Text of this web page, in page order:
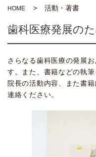
HOME 活動・著書
歯科医療発展の
さらなる歯科医療の発展
す。また、書籍などの執筆
院長の活動内容、また書
連絡ください。